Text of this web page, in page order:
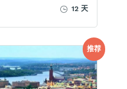
12 天
推荐